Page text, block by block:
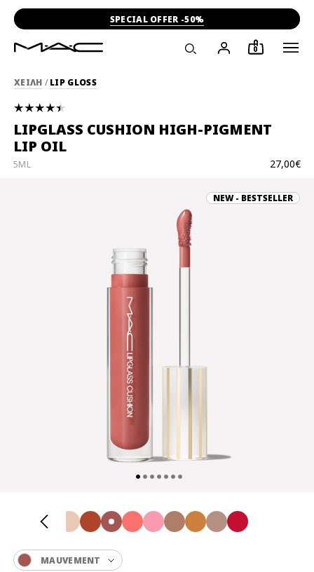
SPECIAL OFFER -50%
0
ΧΕΙΛΗ / LIP GLOSS
LIPGLASS CUSHION HIGH-PIGMENT
LIP OIL
27,00€
5ML
NEW - BESTSELLER
MAUVEMENT